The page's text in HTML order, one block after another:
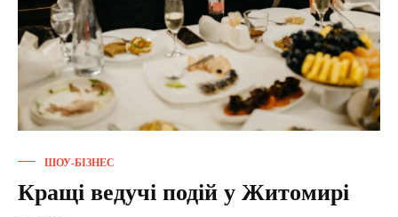
ШОУ-БІЗНЕС
Кращі ведучі подій у Житомирі